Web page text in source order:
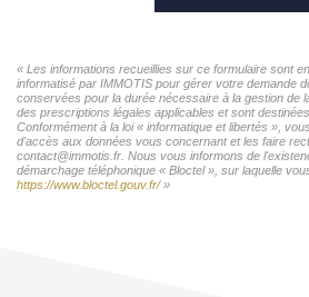
« Les informations recueillies sur ce formulaire sont
informatisé par IMMOTIS pour gérer votre demande
conservées pour la durée nécessaire à la gestion de
des prescriptions légales applicables et sont
Conformément à la loi « informatique et libertés »,
d'accès aux données vous concernant et les faire
contact@immotis.fr. Nous vous informons de
démarchage téléphonique « Bloctel », sur laquelle
https://www.bloctel.gouv.fr/»